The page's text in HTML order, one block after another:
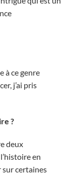
à ce genre
j’ai pris
?
deux
en
sur certaines